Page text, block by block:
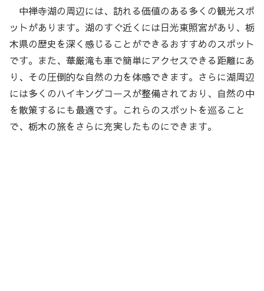
中禅寺湖の周辺には、訪れる価値のある多くの観光スポ
ットがあります。湖のすぐ近くには日光東照宮があり、栃
木県の歴史を深く感じることができるおすすめのスポット
です。また、華厳滝も車で簡単にアクセスできる距離にあ
り、その圧倒的な自然の力を体感できます。さらに湖周辺
には多くのハイキングコースが整備されており、自然の中
を散策するにも最適です。これらのスポットを巡ること
で、栃木の旅をさらに充実したものにできます。